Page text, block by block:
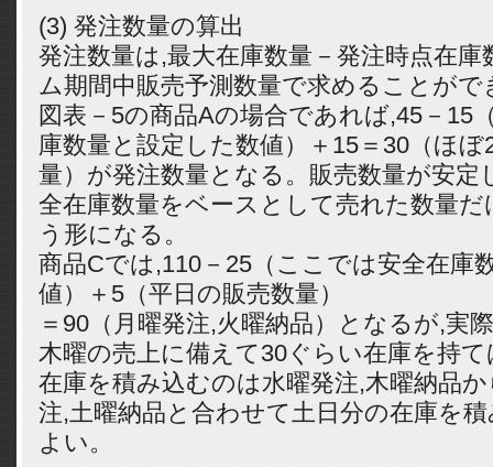
(3) 発注数量の算出
発注数量は,最大在庫数量－発注時点在
ム期間中販売予測数量で求めることがで
図表－5の商品Aの場合であれば,45－15
庫数量と設定した数値）＋15＝30（ほぼ
量）が発注数量となる。販売数量が安定
全在庫数量をベースとして売れた数量
う形になる。
商品Cでは,110－25（ここでは安全在庫
値）＋5（平日の販売数量）
＝90（月曜発注,火曜納品）となるが,実
木曜の売上に備えて30ぐらい在庫を持
在庫を積み込むのは水曜発注,木曜納品
注,土曜納品と合わせて土日分の在庫を
よい。